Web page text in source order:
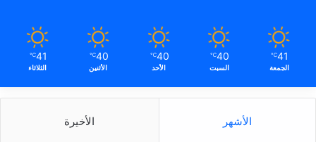
41
℃
الجمعة
40
℃
السبت
40
℃
الأحد
40
℃
الأثنين
41
℃
الثلاثاء
الأشهر الأخيرة